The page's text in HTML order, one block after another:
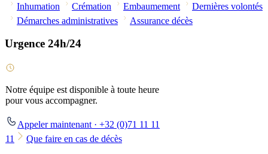
Inhumation Crémation Embaumement
Dernières volontés
Démarches administratives
Assurance décès
Urgence 24h/24
Notre équipe est disponible à toute heure
pour vous accompagner.
Appeler maintenant · +32 (0)71 11 11
11
Que faire en cas de décès